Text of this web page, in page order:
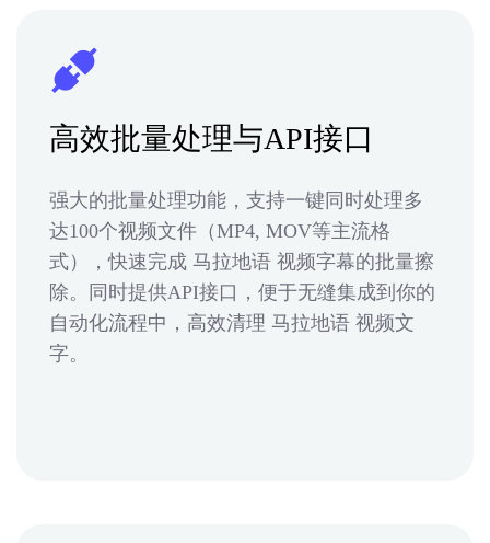
高效批量处理与API接口
强大的批量处理功能，支持一键同时处理多
达100个视频文件（MP4, MOV等主流格
式），快速完成 马拉地语 视频字幕的批量擦
除。同时提供API接口，便于无缝集成到你的
自动化流程中，高效清理 马拉地语 视频文
字。